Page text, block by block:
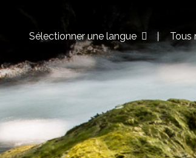
Sélectionner une langue Tous